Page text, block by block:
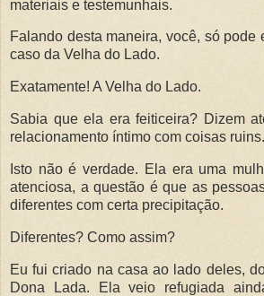
materiais e testemunhais.
Falando desta maneira, você, só pode
caso da Velha do Lado.
Exatamente! A Velha do Lado.
Sabia que ela era feiticeira? Dizem
relacionamento íntimo com coisas ruins.
Isto não é verdade. Ela era uma
atenciosa, a questão é que as
diferentes com certa precipitação.
Diferentes? Como assim?
Eu fui criado na casa ao lado deles,
Dona Lada. Ela veio refugiada